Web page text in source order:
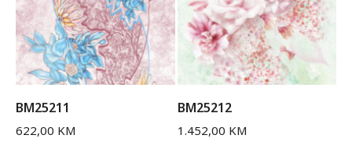
BM25211
622,00 KM
BM25212
1.452,00 KM